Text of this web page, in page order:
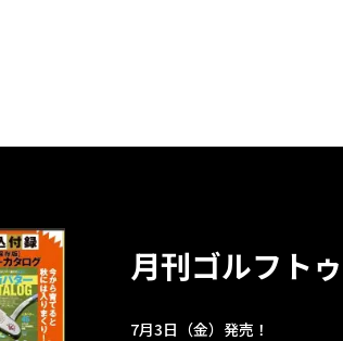
月刊ゴルフト
7月3日（金）発売！